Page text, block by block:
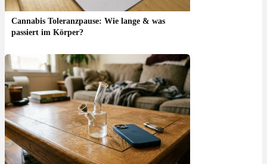
Cannabis Toleranzpause: Wie lange & was
passiert im Körper?